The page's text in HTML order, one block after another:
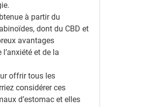
à partir du
dont du CBD et
avantages
et de la
offrir tous les
considérer ces
d’estomac et elles